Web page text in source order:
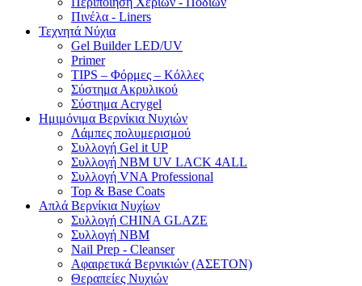
Πινέλα - Liners
Τεχνητά Νύχια
Gel Builder LED/UV
Primer
TIPS – Φόρμες – Κόλλες
Σύστημα Ακρυλικού
Σύστημα Acrygel
Ημιμόνιμα Βερνίκια Νυχιών
Λάμπες πολυμερισμού
Συλλογή Gel it UP
Συλλογή NBM UV LACK 4ALL
Συλλογή VNA Professional
Top & Base Coats
Απλά Βερνίκια Νυχίων
Συλλογή CHINA GLAZE
Συλλογή NBM
Nail Prep - Cleanser
Αφαιρετικά Βερνικιών (ΑΣΕΤΟΝ)
Θεραπείες Νυχιών